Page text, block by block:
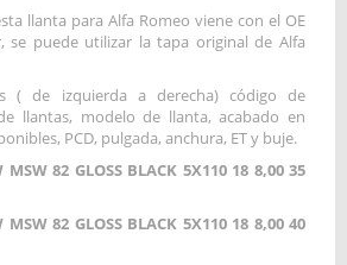
llanta para Alfa Romeo viene con el OE
se puede utilizar la tapa original de Alfa
( de izquierda a derecha) código de
llantas, modelo de llanta, acabado en
PCD, pulgada, anchura, ET y buje.
MSW 82 GLOSS BLACK 5X110 18 8,00 35
MSW 82 GLOSS BLACK 5X110 18 8,00 40